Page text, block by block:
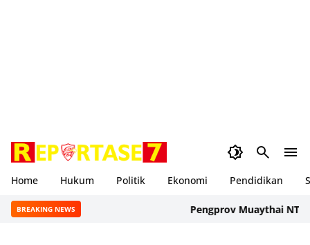
Home Hukum Politik Ekonomi Pendidikan
BREAKING NEWS Pengprov Muaythai NTB